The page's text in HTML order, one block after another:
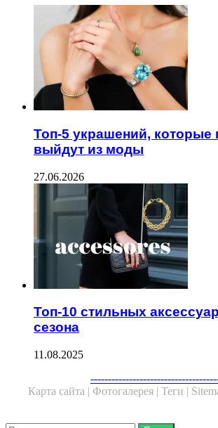
Топ-5 украшений, которые
выйдут из моды
27.06.2026
Топ-10 стильных
сезона
11.08.2025
Карта сайта | Фотогалерея | Теги |